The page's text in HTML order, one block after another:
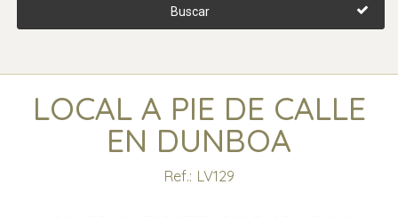
Buscar
LOCAL A PIE DE CALLE
EN DUNBOA
Ref.: LV129